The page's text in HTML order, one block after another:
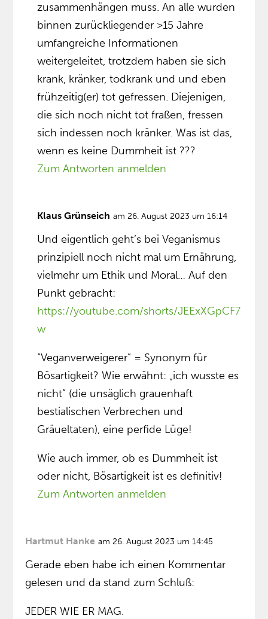
zusammenhängen muss. An alle wurden
binnen zurückliegender >15 Jahre
umfangreiche Informationen
weitergeleitet, trotzdem haben sie sich
krank, kränker, todkrank und und eben
frühzeitig(er) tot gefressen. Diejenigen,
die sich noch nicht tot fraßen, fressen
sich indessen noch kränker. Was ist das,
wenn es keine Dummheit ist ???
Zum Antworten anmelden
Klaus Grünseich am 26. August 2023 um 16:14
Und eigentlich geht’s bei Veganismus
prinzipiell noch nicht mal um Ernährung,
vielmehr um Ethik und Moral… Auf den
Punkt gebracht:
https://youtube.com/shorts/JEExXGpCF7
w
“Veganverweigerer” = Synonym für
Bösartigkeit? Wie erwähnt: „ich wusste es
nicht” (die unsäglich grauenhaft
bestialischen Verbrechen und
Gräueltaten), eine perfide Lüge!
Wie auch immer, ob es Dummheit ist
oder nicht, Bösartigkeit ist es definitiv!
Zum Antworten anmelden
Hartmut Hanke am 26. August 2023 um 14:45
Gerade eben habe ich einen Kommentar
gelesen und da stand zum Schluß:
JEDER WIE ER MAG.